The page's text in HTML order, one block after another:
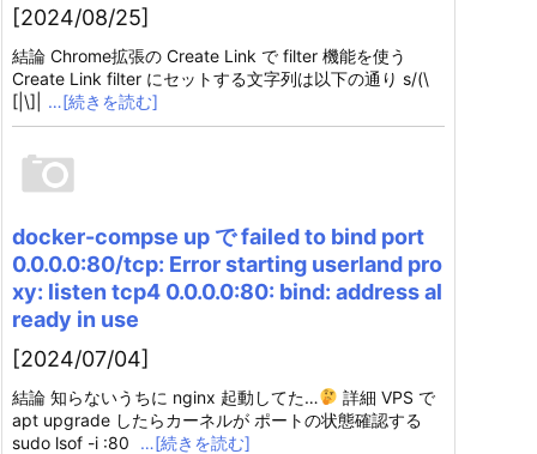
[2024/08/25]
結論 Chrome拡張の Create Link で filter 機能を使う
Create Link filter にセットする文字列は以下の通り s/(\
[|\]|
…[続きを読む]
docker-compse up で failed to bind port
0.0.0.0:80/tcp: Error starting userland pro
xy: listen tcp4 0.0.0.0:80: bind: address al
ready in use
[2024/07/04]
結論 知らないうちに nginx 起動してた…
詳細 VPS で
apt upgrade したらカーネルが ポートの状態確認する
sudo lsof -i :80
…[続きを読む]